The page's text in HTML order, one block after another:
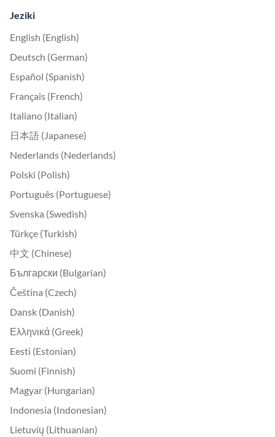
Jeziki
English (English)
Deutsch (German)
Español (Spanish)
Français (French)
Italiano (Italian)
日本語 (Japanese)
Nederlands (Nederlands)
Polski (Polish)
Português (Portuguese)
Svenska (Swedish)
Türkçe (Turkish)
中文 (Chinese)
Български (Bulgarian)
Čeština (Czech)
Dansk (Danish)
Ελληνικά (Greek)
Eesti (Estonian)
Suomi (Finnish)
Magyar (Hungarian)
Indonesia (Indonesian)
Lietuvių (Lithuanian)